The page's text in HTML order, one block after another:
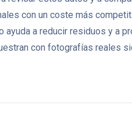
con un coste más
a reducir residuos y a
con fotografías reales